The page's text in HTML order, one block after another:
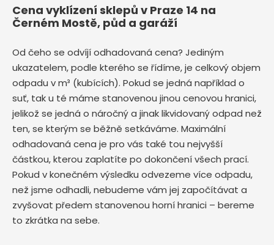
Cena vyklízení sklepů v Praze 14 na
Černém Mostě, půd a garáží
Od čeho se odvíjí odhadovaná cena? Jediným
ukazatelem, podle kterého se řídíme, je celkový objem
odpadu v m³ (kubících). Pokud se jedná například o
suť, tak u té máme stanovenou jinou cenovou hranici,
jelikož se jedná o náročný a jinak likvidovaný odpad než
ten, se kterým se běžně setkáváme. Maximální
odhadovaná cena je pro vás také tou nejvyšší
částkou, kterou zaplatíte po dokončení všech prací.
Pokud v konečném výsledku odvezeme více odpadu,
než jsme odhadli, nebudeme vám jej započítávat a
zvyšovat předem stanovenou horní hranici – bereme
to zkrátka na sebe.